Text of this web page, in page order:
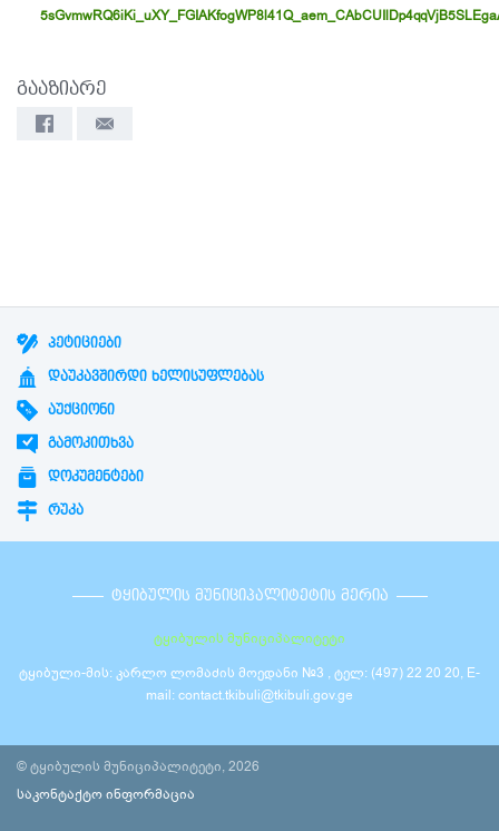
გააზიარე
ᲞᲔᲢᲘᲪᲘᲔᲑᲘ
ᲓᲐᲣᲙᲐᲕᲨᲘᲠᲓᲘ ᲮᲔᲚᲘᲡᲣᲤᲚᲔᲑᲐᲡ
ᲐᲣᲥᲪᲘᲝᲜᲘ
ᲒᲐᲛᲝᲙᲘᲗᲮᲕᲐ
ᲓᲝᲙᲣᲛᲔᲜᲢᲔᲑᲘ
ᲠᲣᲙᲐ
ᲢᲧᲘᲑᲣᲚᲘᲡ ᲛᲣᲜᲘᲪᲘᲞᲐᲚᲘᲢᲔᲢᲘᲡ ᲛᲔᲠᲘᲐ
ტყიბულის მუნიციპალიტეტი
ტყიბული-მის: კარლო ლომაძის მოედანი №3 , ტელ: (497) 22 20 20, E-
mail: contact.tkibuli@tkibuli.gov.ge
© ტყიბულის მუნიციპალიტეტი, 2026
საკონტაქტო ინფორმაცია